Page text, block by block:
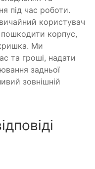
під час роботи.
користувач
корпус,
Ми
та гроші, надати
задньої
зовнішній